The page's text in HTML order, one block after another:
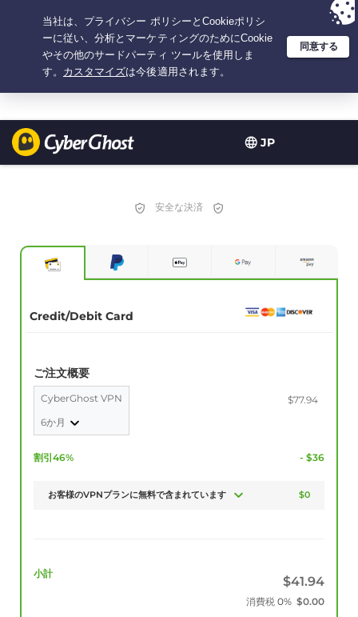
JP
選択プラン：2.1666666666667年間 $ 2.19 /月の 大特価
安全な決済
Credit/Debit Card
ご注文概要
CyberGhost VPN
6か月
$77.94
割引46% - $36
お客様のVPNプランに無料で含まれています $0
小計
$41.94
消費税 0% $0.00